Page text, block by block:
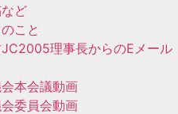
ど
こと
理事長からのEメール
本会議動画
委員会動画